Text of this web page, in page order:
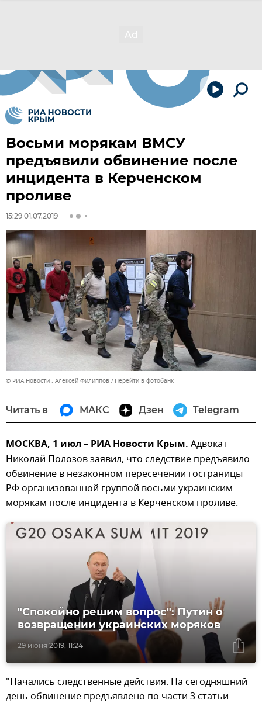
Восьми морякам ВМСУ
предъявили обвинение после
инцидента в Керченском
проливе
15:29 01.07.2019
© РИА Новости . Алексей Филиппов Перейти в фотобанк
Читать в МАКС Дзен Telegram
МОСКВА, 1 июл – РИА Новости Крым. Адвокат
Николай Полозов заявил, что следствие предъявило
обвинение в незаконном пересечении госграницы
РФ организованной группой восьми украинским
морякам после инцидента в Керченском проливе.
29 июня 2019, 11:24
"Спокойно решим вопрос": Путин о
возвращении украинских моряков
"Начались следственные действия. На сегодняшний
день обвинение предъявлено по части 3 статьи